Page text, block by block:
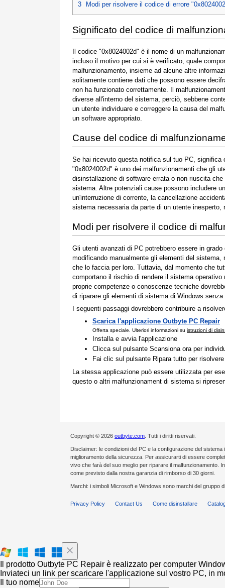
3
Modi per risolvere il codice di errore
Significato del codice di
Il codice "0x8024002d" è il nome di un
incluso il motivo per cui si è verificato, quale
malfunzionamento, insieme ad alcune altre
solitamente contiene dati che possono essere
non ha funzionato correttamente. Il
diverse all'interno del sistema, perciò, sebbene
un utente individuare e correggere la causa del
un software appropriato.
Cause del codice di
Se hai ricevuto questa notifica sul tuo PC,
"0x8024002d" è uno dei malfunzionamenti che gli
disinstallazione di software errata o non riuscita
sistema. Altre potenziali cause possono includere
un'interruzione di corrente, la cancellazione
sistema necessaria da parte di un utente inesperto,
Modi per risolvere il codice di
Gli utenti avanzati di PC potrebbero essere in
modificando manualmente gli elementi del
che lo faccia per loro. Tuttavia, dal momento che
comportano il rischio di rendere il sistema
proprie competenze o conoscenze tecniche
di riparare gli elementi di sistema di Windows
I seguenti passaggi dovrebbero contribuire a
Scarica l'applicazione Outbyte PC Repair
Offerta speciale. Ulteriori informazioni su istruzioni di
Installa e avvia l'applicazione
Clicca sul pulsante Scansiona ora per
Fai clic sul pulsante Ripara tutto per
La stessa applicazione può essere utilizzata per
questo o altri malfunzionament di sistema si
Copyright © 2026 outbyte.com . Tutti i diritti riservati.
Disclaimer: le condizioni del PC e la configurazione del
miglioramento della sicurezza. Per assicurarti di essere
vivo che farà del suo meglio per riparare il malfunzionamento.
come previsto dalla nostra garanzia di rimborso di 30 giorni.
Marchi: i simboli Microsoft e Windows sono marchi del gruppo
Privacy Policy Contact Us Come disinstallare
Il prodotto Outbyte PC Repair è realizzato per computer
Inviateci un link per scaricare l'applicazione sul vostro PC, in
Il tuo nome